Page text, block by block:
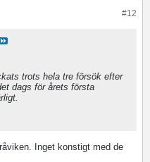
#12
trots hela tre försök efter
dags för årets första
Inget konstigt med de